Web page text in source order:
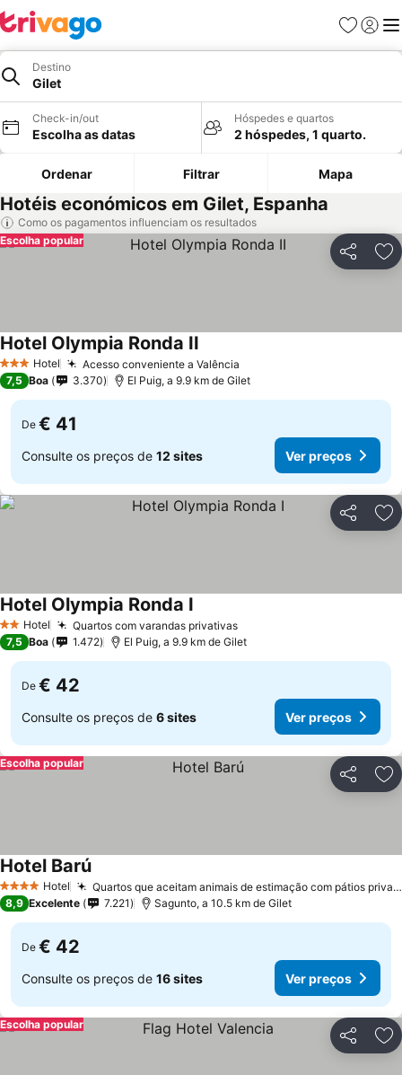
Favoritos
Iniciar
Destino
Gilet
Check-in/out
Escolha as datas
Hóspedes e quartos
2 hóspedes, 1 quarto.
Ordenar Filtrar Mapa
Hotéis económicos em Gilet, Espanha
Como os pagamentos influenciam os resultados
Partilhar
Escolha popular
3 EstrelasHotel Acesso conveniente a Valência
Hotel Olympia Ronda II
7,5 Boa 3.370 El Puig, a 9.9 km de Gilet
De € 41
Consulte os preços de 12 sites Ver preços
Partilhar
2 Estrelas
Hotel Quartos com varandas privativas
Hotel Olympia Ronda I
7,5 Boa 1.472 El Puig, a 9.9 km de Gilet
De € 42
Consulte os preços de 6 sites Ver preços
Partilhar
Escolha popular
4 EstrelasHotel Quartos que aceitam animais de estimação com pátios privados
Hotel Barú
8,9 Excelente 7.221 Sagunto, a 10.5 km de Gilet
De € 42
Consulte os preços de 16 sites Ver preços
Partilhar
Escolha popular